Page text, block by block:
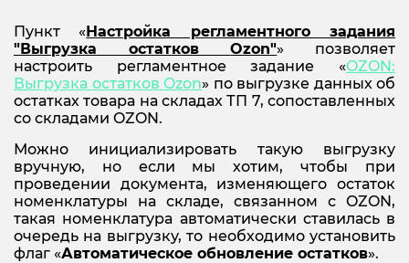
Пункт «Настройка регламентного задания
"Выгрузка остатковOzon"» позволяет
настроить регламентное задание «OZON:
Выгрузка остатков Ozon» по выгрузке данных об
остатках товара на складах ТП 7, сопоставленных
со складами OZON.
Можно инициализировать такую выгрузку
вручную, но если мы хотим, чтобы при
проведении документа, изменяющего остаток
номенклатуры на складе, связанном с OZON,
такая номенклатура автоматически ставилась в
очередь на выгрузку, то необходимо установить
флаг «Автоматическое обновление остатков».